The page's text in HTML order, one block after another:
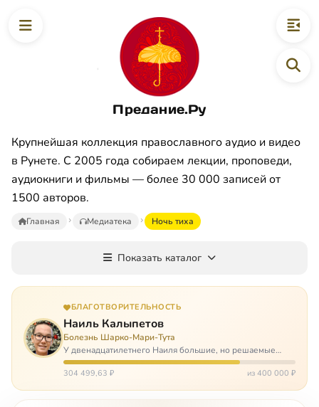
Предание.Ру
Крупнейшая коллекция православного аудио и видео
в Рунете. С 2005 года собираем лекции, проповеди,
аудиокниги и фильмы — более 30 000 записей от
1500 авторов.
Главная Медиатека Ночь тиха
Показать каталог
БЛАГОТВОРИТЕЛЬНОСТЬ
Наиль Калыпетов
Болезнь Шарко-Мари-Тута
У двенадцатилетнего Наиля большие, но решаемые
проблемы. Он болен редкой болезнью, которая ставит
перед ним множество непростых задача, угрожая в
304 499,63 ₽ из 400 000 ₽